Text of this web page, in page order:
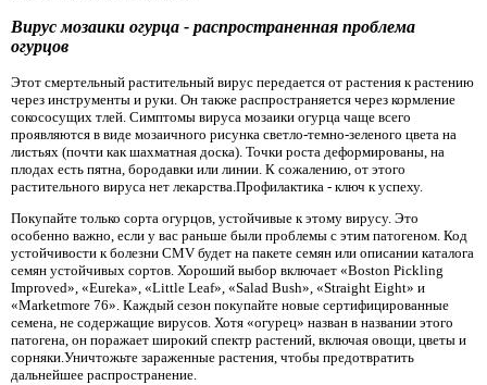
Вирус мозаики огурца - распространенная проблема
огурцов
Этот смертельный растительный вирус передается от растения к растению
через инструменты и руки. Он также распространяется через кормление
сокососущих тлей. Симптомы вируса мозаики огурца чаще всего
проявляются в виде мозаичного рисунка светло-темно-зеленого цвета на
листьях (почти как шахматная доска). Точки роста деформированы, на
плодах есть пятна, бородавки или линии. К сожалению, от этого
растительного вируса нет лекарства.Профилактика - ключ к успеху.
Покупайте только сорта огурцов, устойчивые к этому вирусу. Это
особенно важно, если у вас раньше были проблемы с этим патогеном. Код
устойчивости к болезни CMV будет на пакете семян или описании каталога
семян устойчивых сортов. Хороший выбор включает «Boston Pickling
Improved», «Eureka», «Little Leaf», «Salad Bush», «Straight Eight» и
«Marketmore 76». Каждый сезон покупайте новые сертифицированные
семена, не содержащие вирусов. Хотя «огурец» назван в названии этого
патогена, он поражает широкий спектр растений, включая овощи, цветы и
сорняки.Уничтожьте зараженные растения, чтобы предотвратить
дальнейшее распространение.